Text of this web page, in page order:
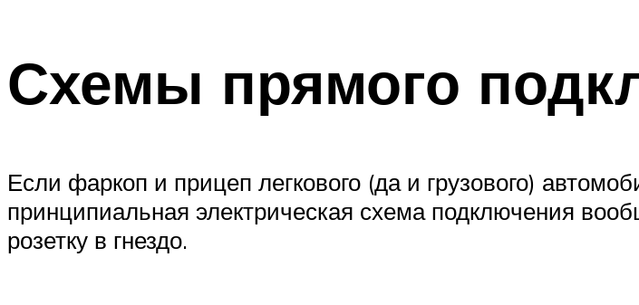
Схемы прямого
Если фаркоп и прицеп легкового (да и грузового)
принципиальная электрическая схема подключения
розетку в гнездо.